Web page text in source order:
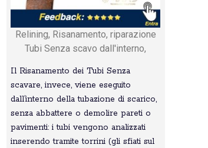
Relining, Risanamento, riparazione
Tubi Senza scavo dall'interno,
Il Risanamento dei Tubi Senza
scavare, invece, viene eseguito
dall’interno della tubazione di scarico,
senza abbattere o demolire pareti o
pavimenti: i tubi vengono analizzati
inserendo tramite torrini (gli sfiati sul